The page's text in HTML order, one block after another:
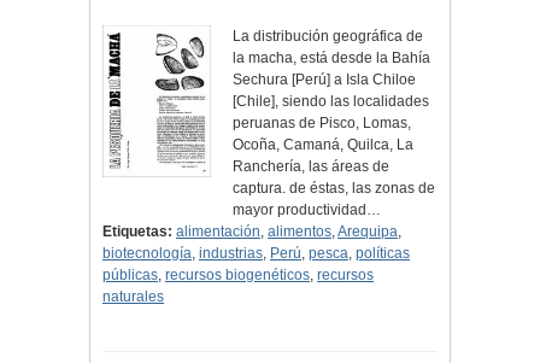
La distribución geográfica de
la macha, está desde la Bahía
Sechura [Perú] a Isla Chiloe
[Chile], siendo las localidades
peruanas de Pisco, Lomas,
Ocoña, Camaná, Quilca, La
Ranchería, las áreas de
captura. de éstas, las zonas de
mayor productividad…
Etiquetas: alimentación, alimentos,Arequipa,
biotecnología, industrias, Perú, pesca, políticas
públicas, recursos biogenéticos, recursos
naturales